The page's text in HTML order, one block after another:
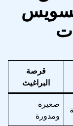
قرصة
البراغيث
صغيرة
ومدورة